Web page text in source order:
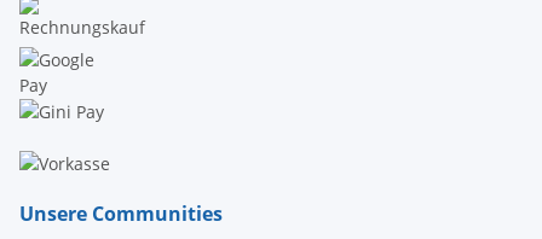
Unsere Communities